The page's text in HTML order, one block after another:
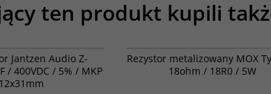
ten produkt kupili
Jantzen Audio Z-
/ 400VDC / 5% / MKP
Rezystor metalizowany MOX
18ohm / 18R0 / 5W